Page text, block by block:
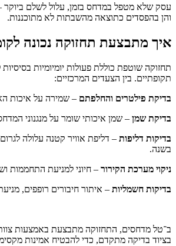
עסק שלא מטפל במדחס בזמן, עלול לשלם ביוקר
והן בהפסדים כתוצאה מהשבתות לא מתוכננות.
איך מתבצעת תחזוקה נכונה
תחזוקה שוטפת כוללת פעולות יומיומיות
תקופתיים. בין הצעדים המרכזיים:
בדיקת פילטרים והחלפתם – שמירה על איכות
בדיקת שמן – שמן איכותי שומר על מנגנוני
בדיקות דליפות – דליפת אוויר קטנה עלולה
בשנה.
ניקוי מערכת הקירור – חיוני למניעת התחממות
בדיקות חשמליות – איתור חיבורים רופפים,
ב־טל מדחסים, התחזוקה מתבצעת באמצעות
בציוד בדיקה מתקדם, כדי להבטיח אמינות